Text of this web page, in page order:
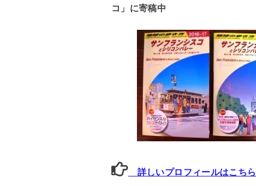
コ」に寄稿中
詳しいプロフィールはこちら